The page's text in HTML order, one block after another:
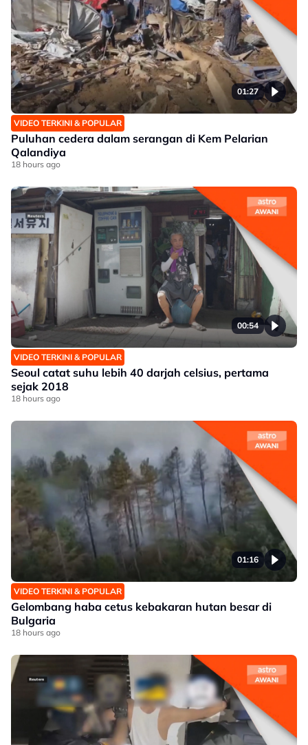
01:27
VIDEO TERKINI & POPULAR
Puluhan cedera dalam serangan di Kem Pelarian
Qalandiya
18 hours ago
00:54
VIDEO TERKINI & POPULAR
Seoul catat suhu lebih 40 darjah celsius, pertama
sejak 2018
18 hours ago
01:16
VIDEO TERKINI & POPULAR
Gelombang haba cetus kebakaran hutan besar di
Bulgaria
18 hours ago